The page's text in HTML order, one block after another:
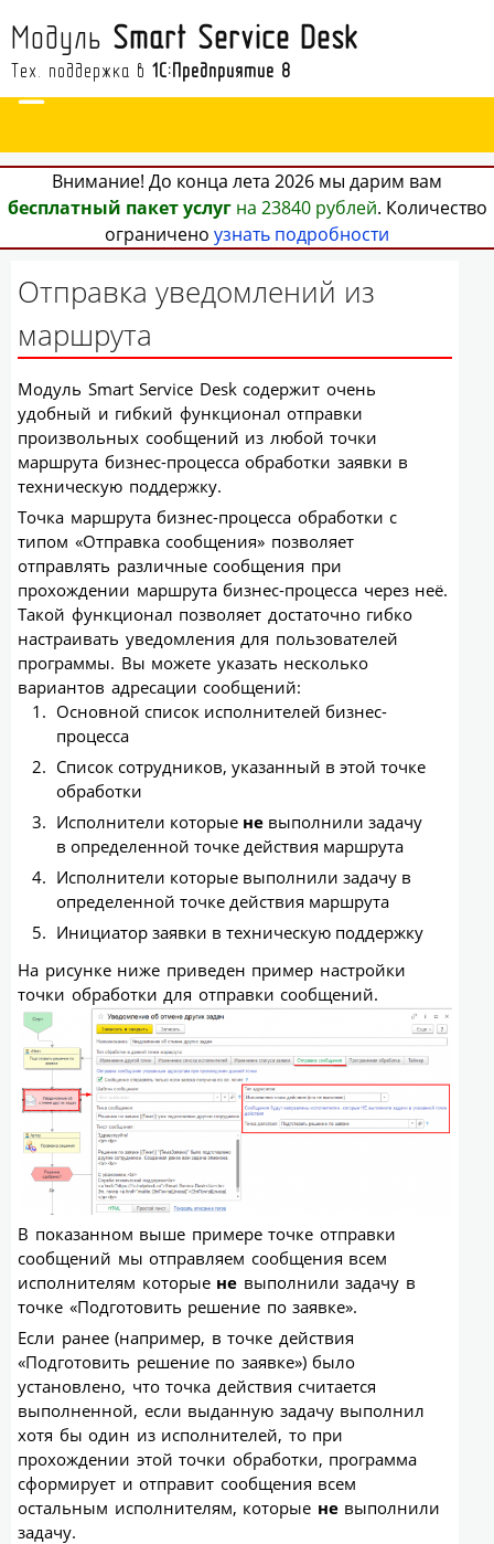
Модуль Smart Service Desk
Тех. поддержка в 1С:Предприятие 8
Внимание! До конца лета 2026 мы дарим вам
бесплатный пакет услугна 23840 рублей. Количество
ограничено узнать подробности
Отправка уведомлений из
маршрута
Модуль Smart Service Desk содержит очень
удобный и гибкий функционал отправки
произвольных сообщений из любой точки
маршрута бизнес-процесса обработки заявки в
техническую поддержку.
Точка маршрута бизнес-процесса обработки с
типом «Отправка сообщения» позволяет
отправлять различные сообщения при
прохождении маршрута бизнес-процесса через неё.
Такой функционал позволяет достаточно гибко
настраивать уведомления для пользователей
программы. Вы можете указать несколько
вариантов адресации сообщений:
Основной список исполнителей бизнес-
процесса
Список сотрудников, указанный в этой точке
обработки
Исполнители которые не выполнили задачу
в определенной точке действия маршрута
Исполнители которые выполнили задачу в
определенной точке действия маршрута
Инициатор заявки в техническую поддержку
На рисунке ниже приведен пример настройки
точки обработки для отправки сообщений.
В показанном выше примере точке отправки
сообщений мы отправляем сообщения всем
исполнителям которые не выполнили задачу в
точке «Подготовить решение по заявке».
Если ранее (например, в точке действия
«Подготовить решение по заявке») было
установлено, что точка действия считается
выполненной, если выданную задачу выполнил
хотя бы один из исполнителей, то при
прохождении этой точки обработки, программа
сформирует и отправит сообщения всем
остальным исполнителям, которые невыполнили
задачу.